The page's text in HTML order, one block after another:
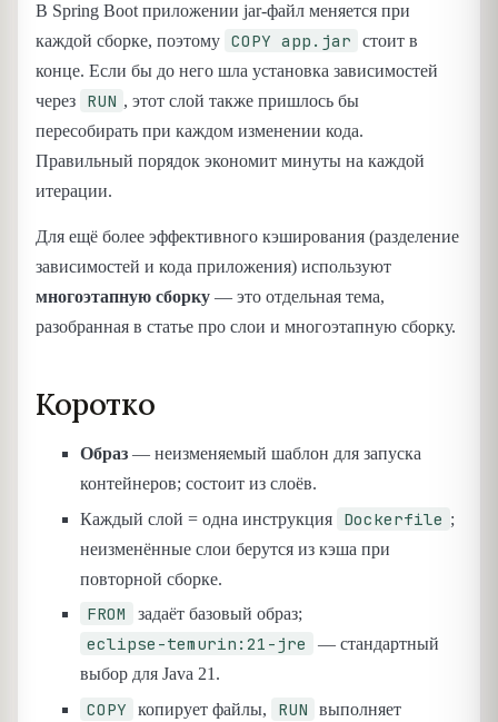
В Spring Boot приложении jar-файл меняется при
каждой сборке, поэтому COPY app.jar
стоит в
конце. Если бы до него шла установка зависимостей
через
RUN , этот слой также пришлось бы
пересобирать при каждом изменении кода.
Правильный порядок экономит минуты на каждой
итерации.
Для ещё более эффективного кэширования (разделение
зависимостей и кода приложения) используют
многоэтапную сборку — это отдельная тема,
разобранная в статье про слои и многоэтапную сборку.
Коротко
Образ — неизменяемый шаблон для запуска
контейнеров; состоит из слоёв.
Каждый слой = одна инструкция
Dockerfile ;
неизменённые слои берутся из кэша при
повторной сборке.
FROM задаёт базовый образ;
eclipse-temurin:21-jre
— стандартный
выбор для Java 21.
COPY копирует файлы, RUN
выполняет